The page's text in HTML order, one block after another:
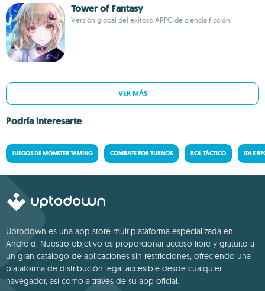
Tower of Fantasy
Versión global del exitoso ARPG de ciencia ficción
VER MÁS
Podría interesarte
JUEGOS DE MONSTER TAMING COMBATE POR TURNOS ROL TÁCTICO IDLE
Uptodown es una app store multiplataforma especializada en
Android. Nuestro objetivo es proporcionar acceso libre y gratuito a
un gran catálogo de aplicaciones sin restricciones, ofreciendo una
plataforma de distribución legal accesible desde cualquier
navegador, así como a través de su app oficial.